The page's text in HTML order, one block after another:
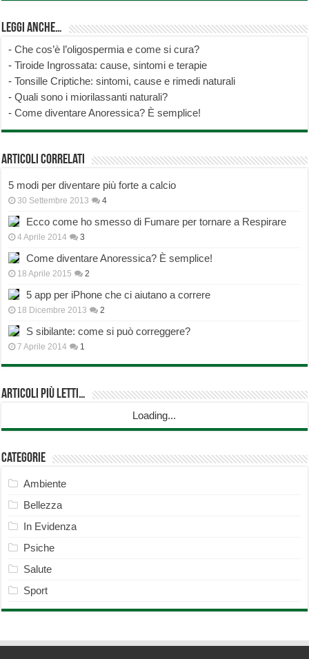
Leggi anche…
-Che cos’è l’oligospermia e come si cura?
-Tiroide Ingrossata: cause, sintomi e terapie
-Tonsille Criptiche: sintomi, cause e rimedi naturali
-Quali sono i miorilassanti naturali?
-Come diventare Anoressica? È semplice!
Articoli correlati
5 modi per diventare più forte a calcio
30 Settembre 2013 4
Ecco come ho smesso di Fumare per tornare a Respirare
4 Aprile 2014 3
Come diventare Anoressica? È semplice!
18 Aprile 2015 2
5 app per iPhone che ci aiutano a correre
18 Dicembre 2013 2
S sibilante: come si può correggere?
7 Aprile 2014 1
Articoli più Letti…
Loading...
Categorie
Ambiente
Bellezza
In Evidenza
Psiche
Salute
Sport